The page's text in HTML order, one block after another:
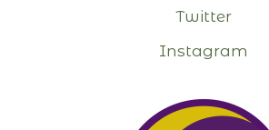
Twitter
Instagram